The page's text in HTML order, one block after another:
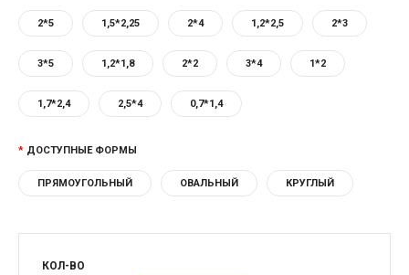
2*5 1,5*2,25 2*4 1,2*2,5 2*3
3*5 1,2*1,8 2*2 3*4 1*2
1,7*2,4 2,5*4 0,7*1,4
ДОСТУПНЫЕ ФОРМЫ
ПРЯМОУГОЛЬНЫЙ ОВАЛЬНЫЙ КРУГЛЫЙ
КОЛ-ВО